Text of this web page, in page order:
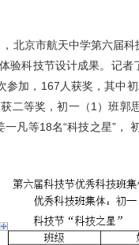
京市航天中学第六届科
验科技节设计成果。记
参加，167人获奖，其中
二等奖，初一（1）班郭
一凡等18名“科技之星”，